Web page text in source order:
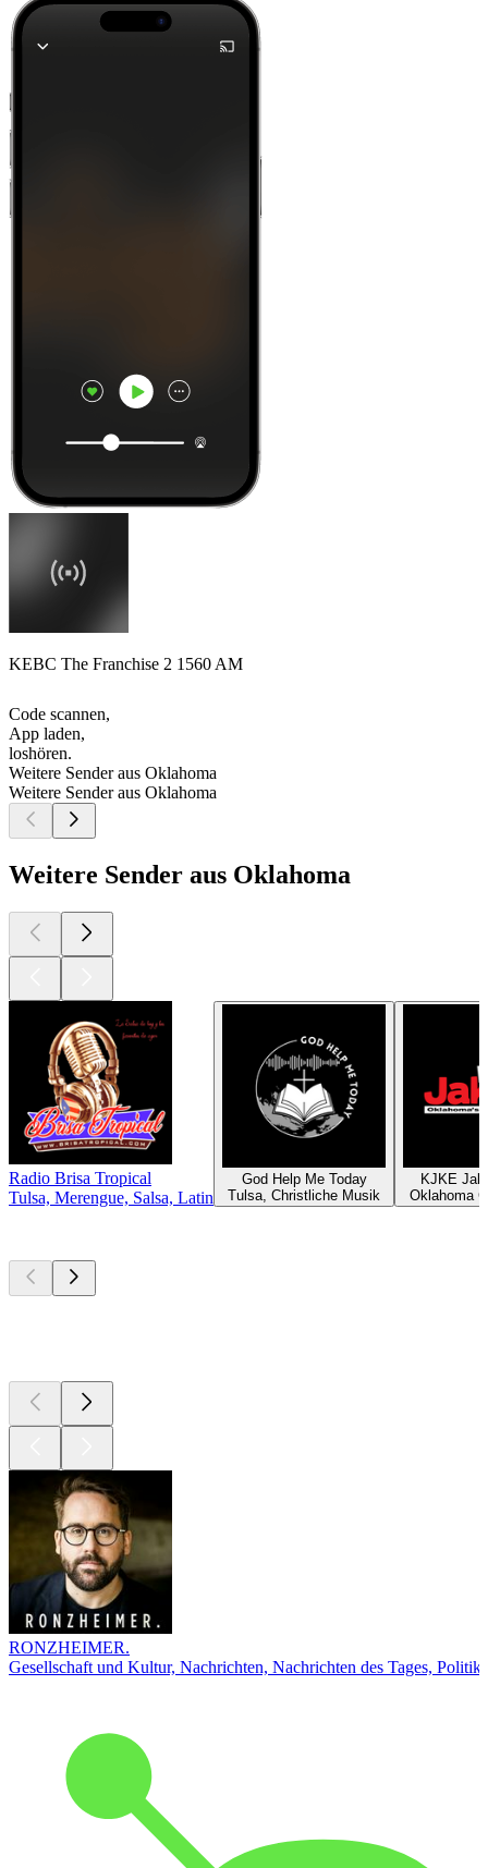
KEBC The Franchise 2 1560 AM
Code scannen,
App laden,
loshören.
Weitere Sender aus Oklahoma
Weitere Sender aus Oklahoma
Weitere Sender aus Oklahoma
Radio Brisa Tropical
Tulsa, Merengue, Salsa, Latin
God Help Me Today
Tulsa, Christliche Musik
KJKE
Oklahoma
RONZHEIMER.
Gesellschaft und Kultur, Nachrichten, Nachrichten des Tages, Politik